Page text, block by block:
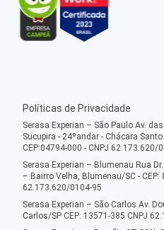
Políticas de Privacidade
Serasa Experian – São Paulo Av.
Sucupira - 24ºandar - Chácara
CEP:04794-000 - CNPJ 62.173.620/
Serasa Experian – Blumenau Rua
– Bairro Velha, Blumenau/SC - CEP:
62.173.620/0104-95
Serasa Experian – São Carlos Av.
Carlos/SP CEP: 13571-385 CNPJ